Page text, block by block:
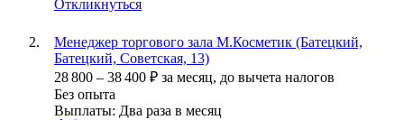
Откликнуться
Менеджер торгового зала М.Косметик (Батецкий,
Батецкий, Советская, 13)
28 800 – 38 400 ₽ за месяц, до вычета налогов
Без опыта
Выплаты: Два раза в месяц